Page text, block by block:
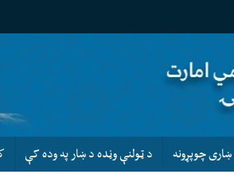
ښاری چوپړونه د ټولنې وڼده د ښار په وده کې